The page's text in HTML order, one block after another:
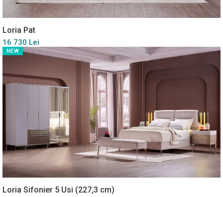
Loria Pat
16 730 Lei
NEW
Loria Sifonier 5 Usi (227,3 cm)